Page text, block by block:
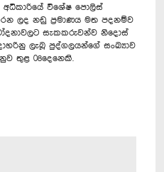
විශේෂ පොලිස්
ලද නඩු ප්‍රමාණය මත පදනම්ව
සැකකරුවන්ව නිදොස්
ලැබූ පුද්ගලයන්ගේ සංඛ්‍යාව
තුළ 08දෙනෙකි.